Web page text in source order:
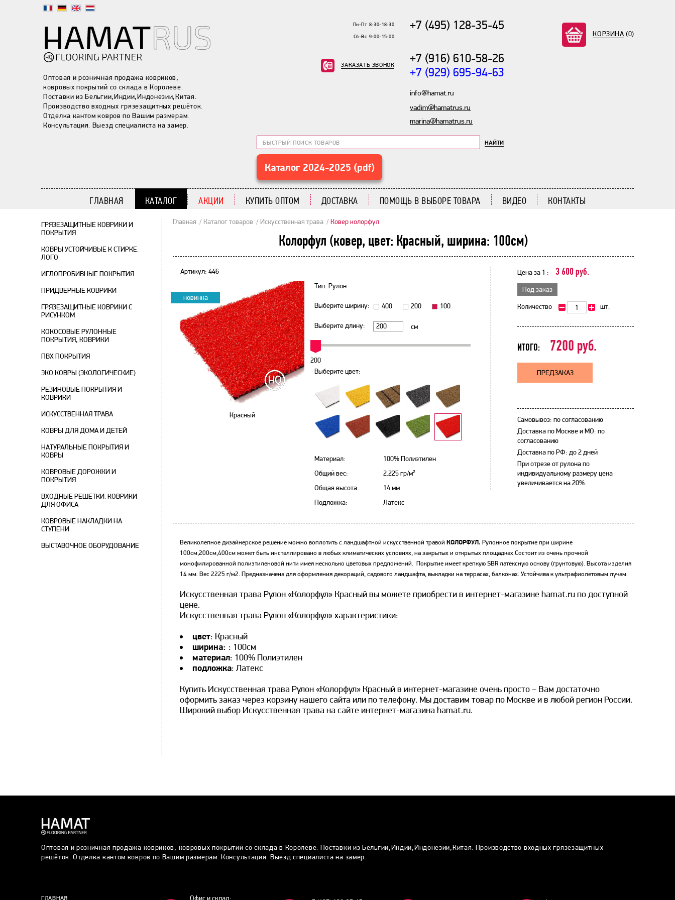
Оптовая и розничная продажа ковриков,
ковровых покрытий со склада в Королеве.
Поставки из Бельгии,Индии,Индонезии,Китая.
Производство входных грязезащитных решёток.
Отделка кантом ковров по Вашим размерам.
Консультация. Выезд специалиста на замер.
КОРЗИНА (0)
+7 (495) 128-35-45
+7 (916) 610-58-26
+7 (929) 695-94-63
info@hamat.ru
vadim@hamatrus.ru
marina@hamatrus.ru
Пн-Пт 8:30-18:30
Сб-Вс 9:00-15:00
ЗАКАЗАТЬ ЗВОНОК
НАЙТИ
Каталог 2024-2025 (pdf)
ГЛАВНАЯ КАТАЛОГ АКЦИИ КУПИТЬ ОПТОМ ДОСТАВКА ПОМОЩЬ В ВЫБОРЕ ТОВАРА ВИДЕО КОНТАКТЫ
ГРЯЗЕЗАЩИТНЫЕ КОВРИКИ И
ПОКРЫТИЯ
КОВРЫ УСТОЙЧИВЫЕ К СТИРКЕ.
ЛОГО
ИГЛОПРОБИВНЫЕ ПОКРЫТИЯ
ПРИДВЕРНЫЕ КОВРИКИ
ГРЯЗЕЗАЩИТНЫЕ КОВРИКИ С
РИСУНКОМ
КОКОСОВЫЕ РУЛОННЫЕ
ПОКРЫТИЯ, КОВРИКИ
ПВХ ПОКРЫТИЯ
ЭКО КОВРЫ (ЭКОЛОГИЧЕСКИЕ)
РЕЗИНОВЫЕ ПОКРЫТИЯ И
КОВРИКИ
ИСКУССТВЕННАЯ ТРАВА
КОВРЫ ДЛЯ ДОМА И ДЕТЕЙ
НАТУРАЛЬНЫЕ ПОКРЫТИЯ И
КОВРЫ
КОВРОВЫЕ ДОРОЖКИ И
ПОКРЫТИЯ
ВХОДНЫЕ РЕШЕТКИ. КОВРИКИ
ДЛЯ ОФИСА
КОВРОВЫЕ НАКЛАДКИ НА
СТУПЕНИ
ВЫСТАВОЧНОЕ ОБОРУДОВАНИЕ
Главная Каталог товаров Искусственная трава Ковер колорфул
Колорфул (ковер, цвет: Красный, ширина: 100см)
Артикул: 446
новинка
Красный
Тип: Рулон
Выберите ширину: 400 200 100
Выберите длину: см
200
Выберите цвет:
Материал:
100% Полиэтилен
Общий вес:
2.225 гр/м²
Общая высота:
14 мм
Подложка:
Латекс
Цена за 1 : 3 600 руб.
Под заказ
Количество шт.
ИТОГО: 7200 руб.
ПРЕДЗАКАЗ
Самовывоз: по согласованию
Доставка по Москве и МО: по
согласованию
Доставка по РФ: до 2 дней
При отрезе от рулона по
индивидуальному размеру цена
увеличивается на 20%.
Великолепное дизайнерское решение можно воплотить с ландшафтной искусственной травой КОЛОРФУЛ. Рулонное покрытие при ширине
100см,200см,400см может быть инсталлировано в любых климатических условиях, на закрытых и открытых площадках.Состоит из очень прочной
монофилированной полиэтиленовой нити имея несколько цветовых предложений. Покрытие имеет крепкую SBR латексную основу (грунтовую). Высота изделия
14 мм. Вес 2225 г/м2. Предназначена для оформления декораций, садового ландшафта, выкладки на террасах, балконах. Устойчива к ультрафиолетовым лучам.
Искусственная трава Рулон «Колорфул» Красный вы можете приобрести в интернет-магазине hamat.ru по доступной
цене.
Искусственная трава Рулон «Колорфул» характеристики:
цвет: Красный
ширина: : 100см
материал: 100% Полиэтилен
подложка: Латекс
Купить Искусственная трава Рулон «Колорфул» Красный в интернет-магазине очень просто – Вам достаточно
оформить заказ через корзину нашего сайта или по телефону. Мы доставим товар по Москве и в любой регион России.
Широкий выбор Искусственная трава на сайте интернет-магазина hamat.ru.
Оптовая и розничная продажа ковриков, ковровых покрытий со склада в Королеве. Поставки из Бельгии,Индии,Индонезии,Китая. Производство входных грязезащитных
решёток. Отделка кантом ковров по Вашим размерам. Консультация. Выезд специалиста на замер.
ГЛАВНАЯ Офис и склад: